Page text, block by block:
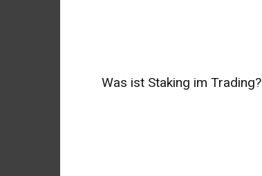
Was ist Staking im Trading?